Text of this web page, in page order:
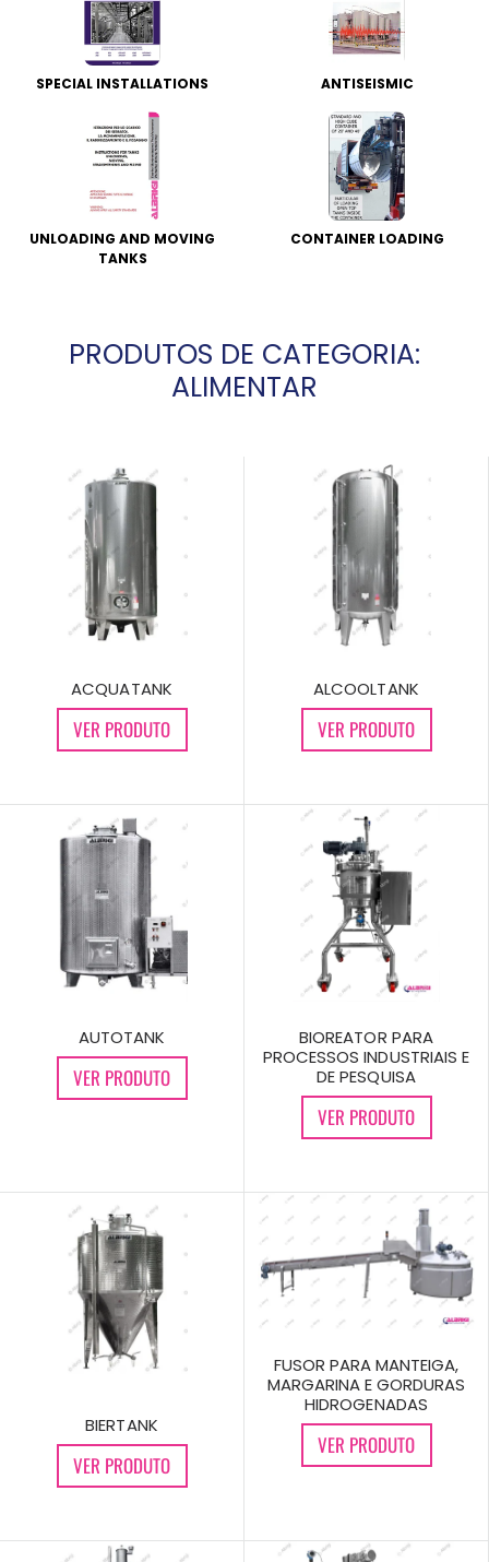
SPECIAL INSTALLATIONS ANTISEISMIC
UNLOADING AND MOVING
TANKS
CONTAINER LOADING
PRODUTOS DE CATEGORIA:
ALIMENTAR
ACQUATANK
VER PRODUTO
ALCOOLTANK
VER PRODUTO
AUTOTANK
VER PRODUTO
BIOREATOR PARA
PROCESSOS INDUSTRIAIS E
DE PESQUISA
VER PRODUTO
BIERTANK
VER PRODUTO
FUSOR PARA MANTEIGA,
MARGARINA E GORDURAS
HIDROGENADAS
VER PRODUTO